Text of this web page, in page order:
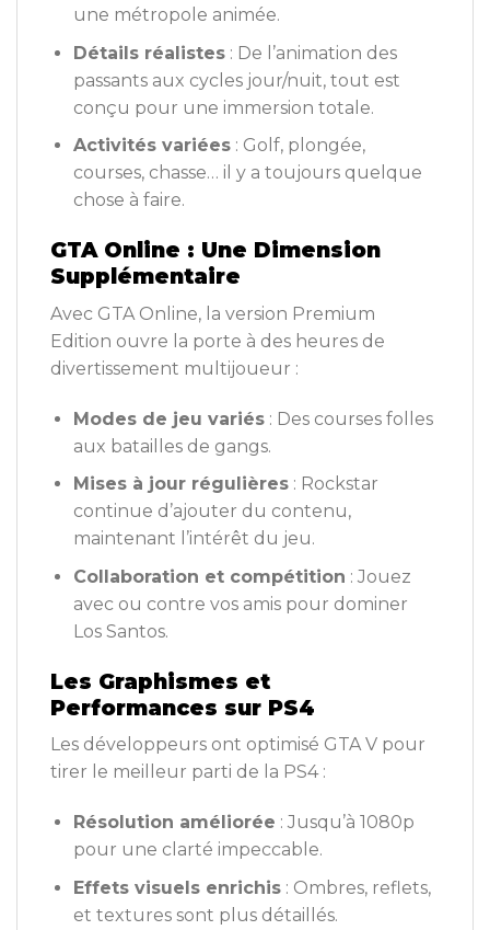
une métropole animée.
Détails réalistes: De l’animation des
passants aux cycles jour/nuit, tout est
conçu pour une immersion totale.
Activités variées: Golf, plongée,
courses, chasse… il y a toujours quelque
chose à faire.
GTA Online : Une Dimension
Supplémentaire
Avec GTA Online, la version Premium
Edition ouvre la porte à des heures de
divertissement multijoueur :
Modes de jeu variés: Des courses folles
aux batailles de gangs.
Mises à jour régulières: Rockstar
continue d’ajouter du contenu,
maintenant l’intérêt du jeu.
Collaboration et compétition : Jouez
avec ou contre vos amis pour dominer
Los Santos.
Les Graphismes et
Performances sur PS4
Les développeurs ont optimisé GTA V pour
tirer le meilleur parti de la PS4 :
Résolution améliorée : Jusqu’à 1080p
pour une clarté impeccable.
Effets visuels enrichis: Ombres, reflets,
et textures sont plus détaillés.